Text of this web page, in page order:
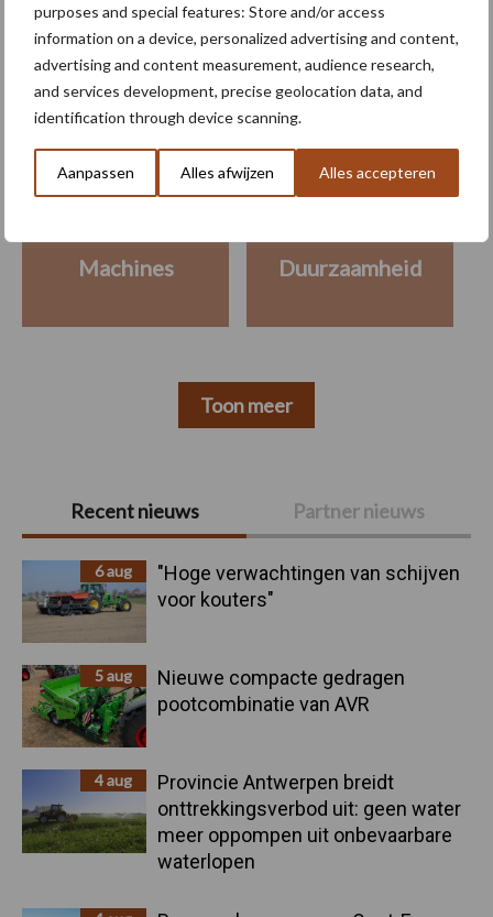
purposes and special features: Store and/or access
information on a device, personalized advertising and content,
advertising and content measurement, audience research,
and services development, precise geolocation data, and
identification through device scanning.
Aanpassen Alles afwijzen Alles accepteren
Primaire
Sidebar
Recent nieuws Partner nieuws
6 aug
"Hoge verwachtingen van schijven
voor kouters"
5 aug
Nieuwe compacte gedragen
pootcombinatie van AVR
4 aug
Provincie Antwerpen breidt
onttrekkingsverbod uit: geen water
meer oppompen uit onbevaarbare
waterlopen
Meer lezen over:
Machines Duurzaamheid
Toon meer